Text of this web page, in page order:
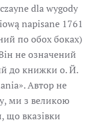
dla wygody
napisane 1761
по обох боках)
не означений
до книжки о. Й.
Автор не
ми з великою
що вказівки